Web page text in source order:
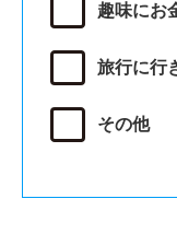
趣味にお
旅行に行
その他